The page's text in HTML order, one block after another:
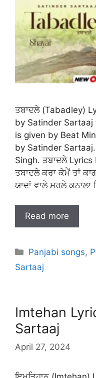
ਤਬਾਦਲੇ (Tabadley)
by Satinder Sartaaj
is given by Beat
by Satinder
Singh. ਤਬਾਦਲੇ
ਤਬਾਦਲੇ ਕਰਾ ਕੇਮੈਂ ਤਾਂ
ਯਾਦਾਂ ਵਾਲੇ ਮਰਲੇ ਕਨਾਲਾ
Read more
Categories
Panjabi songs,
Sartaaj
Imtehan
Sartaaj
April 27, 2024